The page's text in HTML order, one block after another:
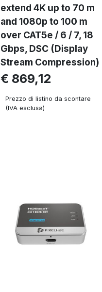
extend 4K up to 70 m
and 1080p to 100 m
over CAT5e / 6 / 7, 18
Gbps, DSC (Display
Stream Compression)
€ 869,12
Prezzo di listino da scontare
(IVA esclusa)